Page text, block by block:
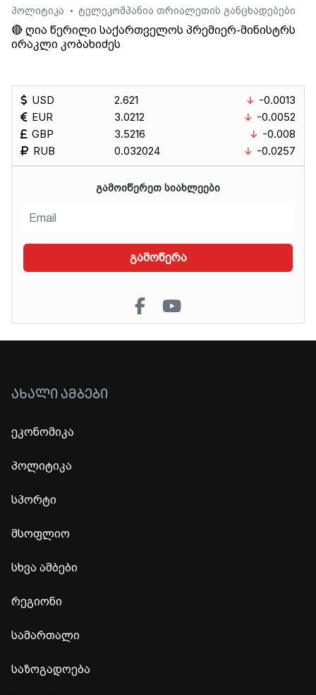
პოლიტიკა
• ტელეკომპანია თრიალეთის განცხადებები
🔴 ღია წერილი საქართველოს პრემიერ-მინისტრს
ირაკლი კობახიძეს
USD
EUR
GBP
RUB
2.621
3.0212
3.5216
0.032024
-0.0013
-0.0052
-0.008
-0.0257
ᲒᲐᲛᲝᲘᲬᲔᲠᲔᲗ ᲡᲘᲐᲮᲚᲔᲔᲑᲘ
გამოწერა
ᲐᲮᲐᲚᲘ ᲐᲛᲑᲔᲑᲘ
ეკონომიკა
პოლიტიკა
სპორტი
მსოფლიო
სხვა ამბები
რეგიონი
სამართალი
საზოგადოება